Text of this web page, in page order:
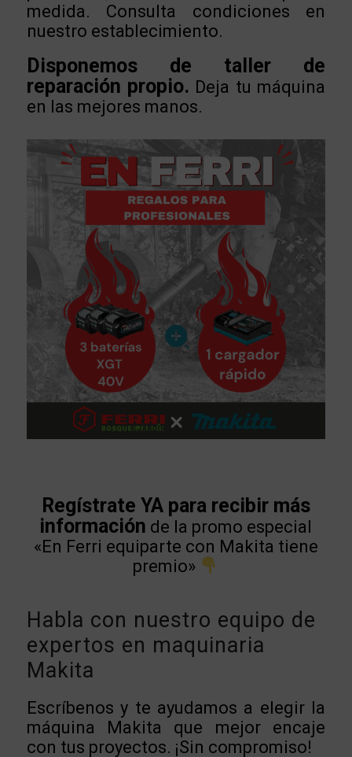
medida. Consulta condiciones en
nuestro establecimiento.
Disponemos de taller de
reparación propio. Deja tu máquina
en las mejores manos.
Regístrate YA para recibir más
información de la promo especial
«En Ferri equiparte con Makita tiene
premio»
Habla con nuestro equipo de
expertos en maquinaria
Makita
Escríbenos y te ayudamos a elegir la
máquina Makita que mejor encaje
con tus proyectos. ¡Sin compromiso!